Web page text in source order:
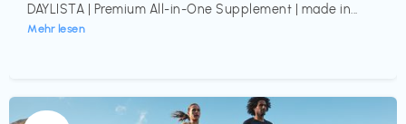
DAYLISTA | Premium All-in-One Supplement | made in...
Mehr lesen